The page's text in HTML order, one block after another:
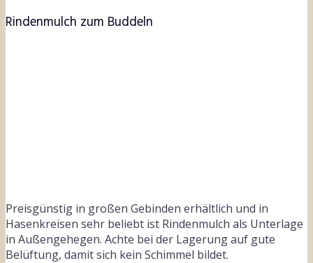
Rindenmulch zum Buddeln
Preisgünstig in großen Gebinden erhältlich und in
Hasenkreisen sehr beliebt ist Rindenmulch als Unterlage
in Außengehegen. Achte bei der Lagerung auf gute
Belüftung, damit sich kein Schimmel bildet.